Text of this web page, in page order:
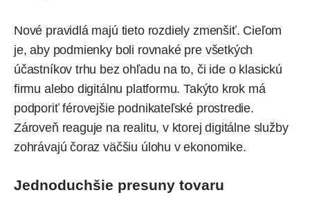
Nové pravidlá majú tieto rozdiely zmenšiť. Cieľom
je, aby podmienky boli rovnaké pre všetkých
účastníkov trhu bez ohľadu na to, či ide o klasickú
firmu alebo digitálnu platformu. Takýto krok má
podporiť férovejšie podnikateľské prostredie.
Zároveň reaguje na realitu, v ktorej digitálne služby
zohrávajú čoraz väčšiu úlohu v ekonomike.
Jednoduchšie presuny tovaru